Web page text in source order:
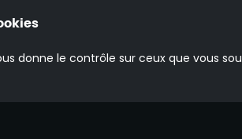
donne le contrôle sur ceux que vous